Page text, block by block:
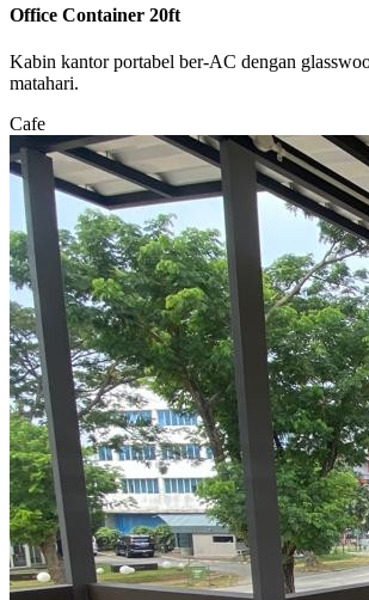
Office Container 20ft
Kabin kantor portabel ber-AC dengan
matahari.
Cafe